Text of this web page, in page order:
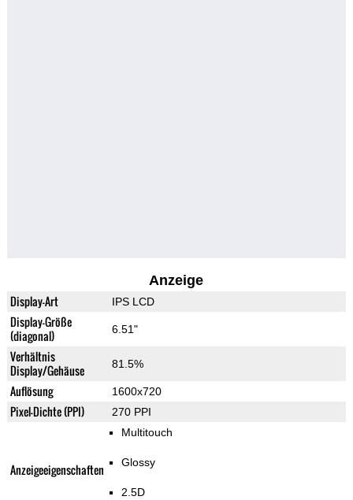
Anzeige
Display-Art IPS LCD
Display-Größe
(diagonal)
6.51"
Verhältnis
Display/Gehäuse
81.5%
Auflösung 1600x720
Pixel-Dichte (PPI) 270 PPI
Anzeigeeigenschaften
Multitouch
Glossy
2.5D